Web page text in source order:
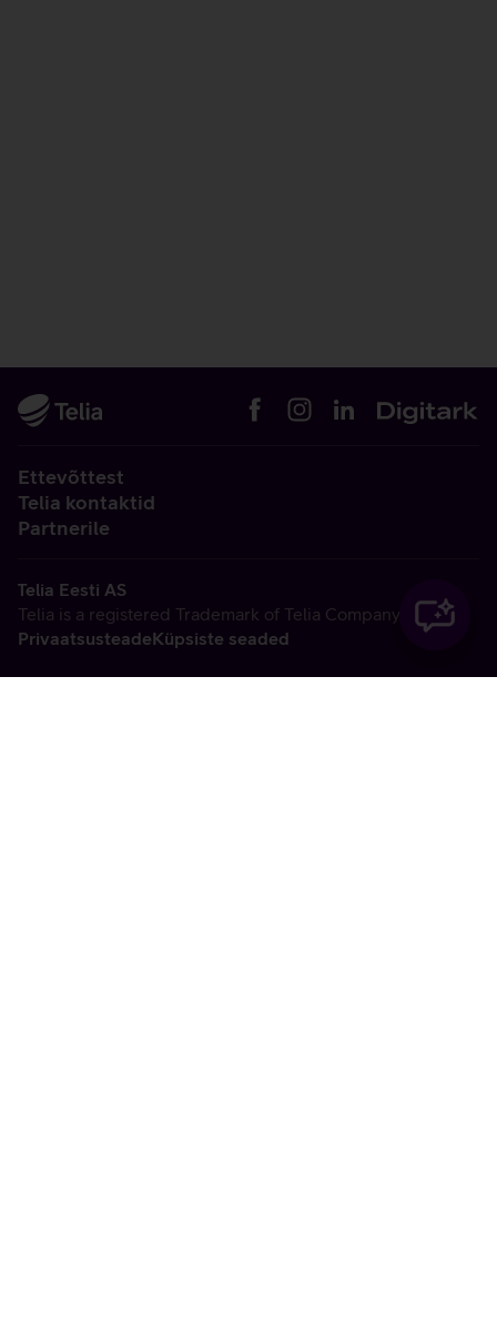
Ettevõttest
Telia kontaktid
Partnerile
Telia Eesti AS
Telia is a registered Trademark of Telia Company AB
PrivaatsusteadeKüpsiste seaded